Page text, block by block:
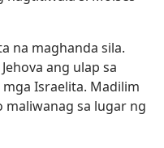
na maghanda sila.
ang ulap sa
Israelita. Madilim
maliwanag sa lugar ng